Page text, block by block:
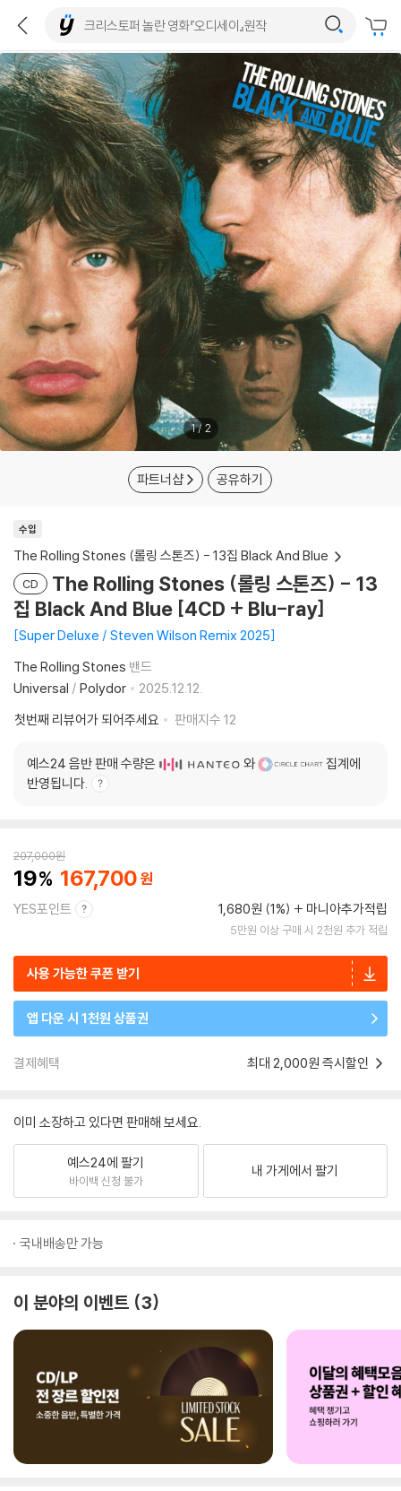
1/ 2
파트너샵 공유하기
수입
The Rolling Stones (롤링 스톤즈) - 13집 Black And Blue
CD
The Rolling Stones (롤링 스톤즈) - 13
집 Black And Blue [4CD + Blu-ray]
Super Deluxe / Steven Wilson Remix 2025
The Rolling Stones 밴드
Universal / Polydor
2025.12.12.
첫번째 리뷰어가 되어주세요
판매지수 12
예스24 음반 판매 수량은 와
집계에
반영됩니다.
207,000원
19 167,700
YES포인트 1,680원 (1%) 마니아추가적립
5만원 이상 구매 시 2천원 추가 적립
사용 가능한 쿠폰 받기
앱 다운 시 1천원 상품권
결제혜택 최대 2,000원 즉시할인
이미 소장하고 있다면 판매해 보세요.
예스24에 팔기
바이백 신청 불가
내 가게에서 팔기
국내배송만 가능
이 분야의 이벤트 3